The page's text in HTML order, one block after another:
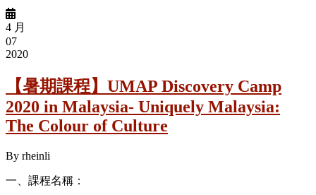
4 月
07
2020
【暑期課程】UMAP Discovery Camp
2020 in Malaysia- Uniquely Malaysia:
The Colour of Culture
By rheinli
一、課程名稱：